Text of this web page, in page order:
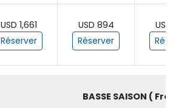
USD 1,661
Réserver
USD 894
Réserver
BASSE SAISON (